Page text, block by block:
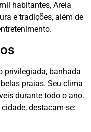
habitantes, Areia
e tradições, além de
privilegiada, banhada
praias. Seu clima
durante todo o ano.
destacam-se: